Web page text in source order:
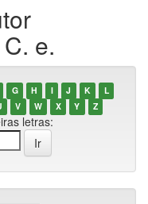
e.
G H I J K
L
V W X Y Z
letras: